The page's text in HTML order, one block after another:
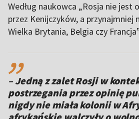
Według naukowca „Rosja nie jest
przez Kenijczyków, a przynajmniej
Wielka Brytania, Belgia czy
,,
– Jedną z zalet Rosji w
postrzegania przez opinię
nigdy nie miała kolonii w